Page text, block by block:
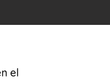
el